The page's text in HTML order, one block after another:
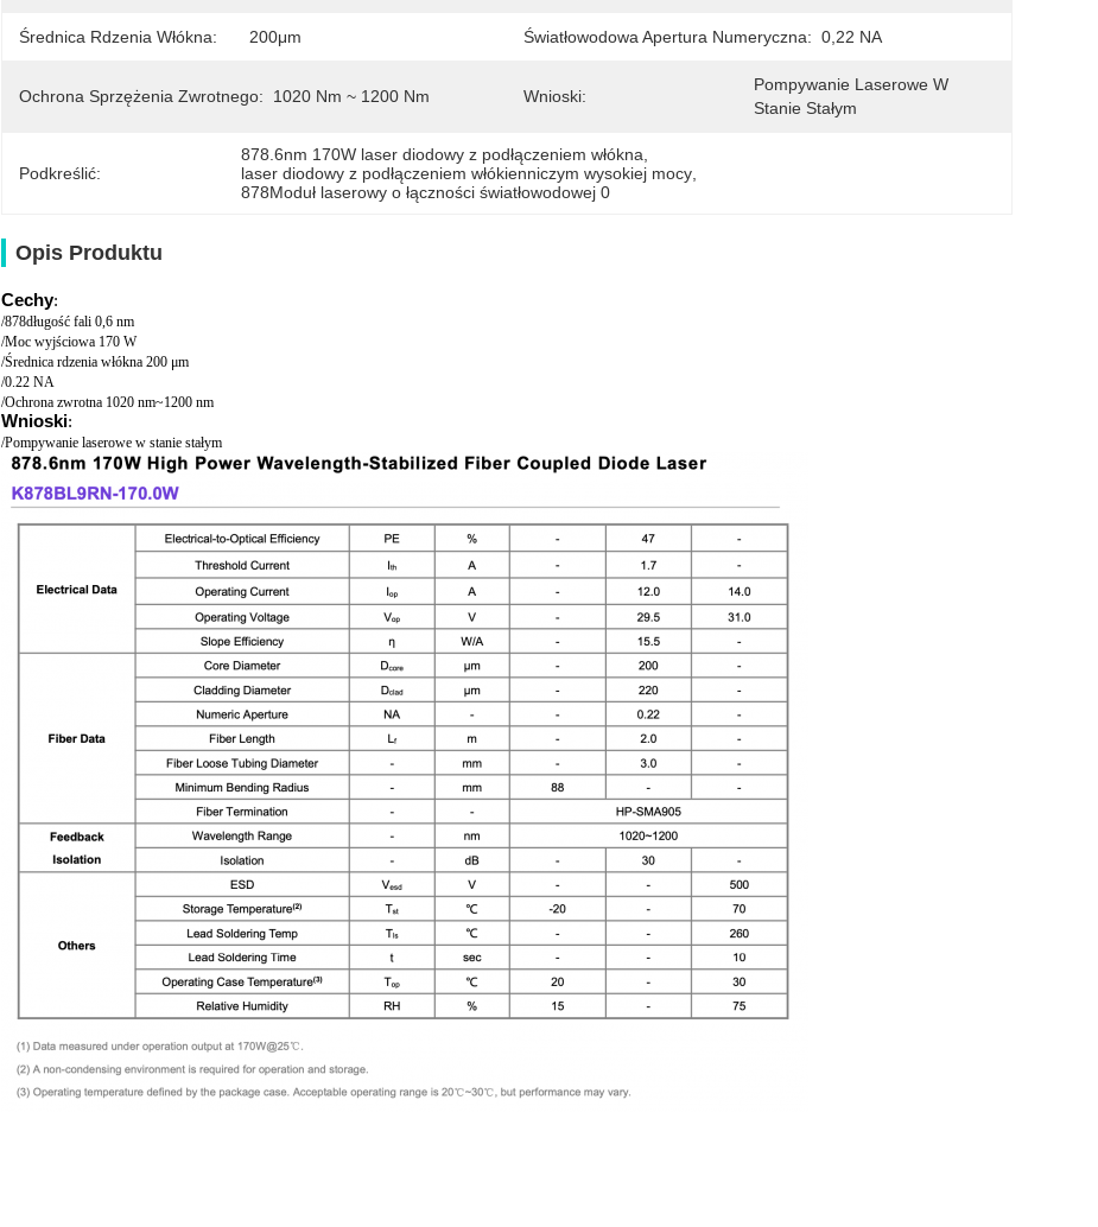
Średnica Rdzenia Włókna: 200μm Światłowodowa Apertura Numeryczna: 0,22 NA
Ochrona Sprzężenia Zwrotnego: 1020 Nm ~ 1200 Nm Wnioski:
Pompywanie Laserowe W
Stanie Stałym
Podkreślić:
878.6nm 170W laser diodowy z podłączeniem włókna
laser diodowy z podłączeniem włókienniczym wysokiej mocy
878Moduł laserowy o łączności światłowodowej 0
Opis Produktu
Cechy:
/878długość fali 0,6 nm
/Moc wyjściowa 170 W
/Średnica rdzenia włókna 200 μm
/0.22 NA
/Ochrona zwrotna 1020 nm~1200 nm
Wnioski:
/Pompywanie laserowe w stanie stałym